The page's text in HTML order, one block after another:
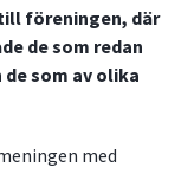
föreningen, där
de som redan
som av olika
med